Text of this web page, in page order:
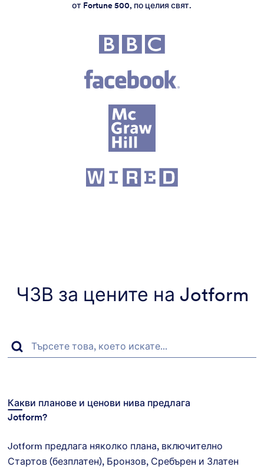
от Fortune 500, по целия свят.
Fortune 500 companies
ЧЗВ за цените на Jotform
Какви планове и ценови нива предлага
Jotform?
Jotform предлага няколко плана, включително
Стартов (безплатен), Бронзов, Сребърен и Златен